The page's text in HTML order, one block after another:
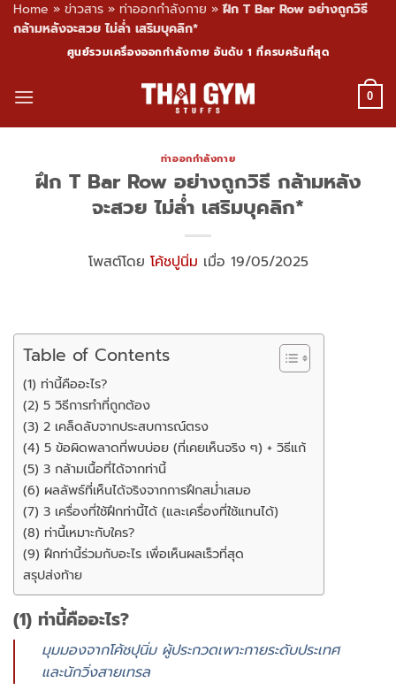
Home » ข่าวสาร » ท่าออกกำลังกาย »ฝึก T Bar Row อย่างถูกวิธี
กล้ามหลังจะสวย ไม่ล่ำ เสริมบุคลิก*
content
ศูนย์รวมเครื่องออกกำลังกาย อันดับ 1 ที่ครบครันที่สุด
0
ท่าออกกำลังกาย
ฝึก T Bar Row อย่างถูกวิธี กล้ามหลัง
จะสวย ไม่ล่ำ เสริมบุคลิก*
โพสต์โดย โค้ชปูนิ่ม เมื่อ 19/05/2025
Table of Contents
(1) ท่านี้คืออะไร?
(2) 5 วิธีการทำที่ถูกต้อง
(3) 2 เคล็ดลับจากประสบการณ์ตรง
(4) 5 ข้อผิดพลาดที่พบบ่อย (ที่เคยเห็นจริง ๆ) + วิธีแก้
(5) 3 กล้ามเนื้อที่ได้จากท่านี้
(6) ผลลัพธ์ที่เห็นได้จริงจากการฝึกสม่ำเสมอ
(7) 3 เครื่องที่ใช้ฝึกท่านี้ได้ (และเครื่องที่ใช้แทนได้)
(8) ท่านี้เหมาะกับใคร?
(9) ฝึกท่านี้ร่วมกับอะไร เพื่อเห็นผลเร็วที่สุด
สรุปส่งท้าย
(1) ท่านี้คืออะไร?
มุมมองจากโค้ชปุนิ่ม ผู้ประกวดเพาะกายระดับประเทศ
และนักวิ่งสายเทรล